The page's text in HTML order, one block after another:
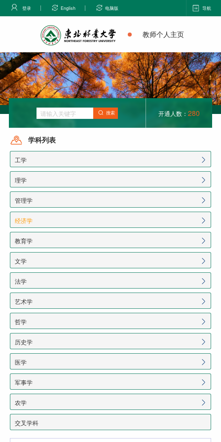
登录 English 电脑版 导航
教师个人主页
搜索 开通人数： 280
学科列表
工学
理学
管理学
经济学
教育学
文学
法学
艺术学
哲学
历史学
医学
军事学
农学
交叉学科